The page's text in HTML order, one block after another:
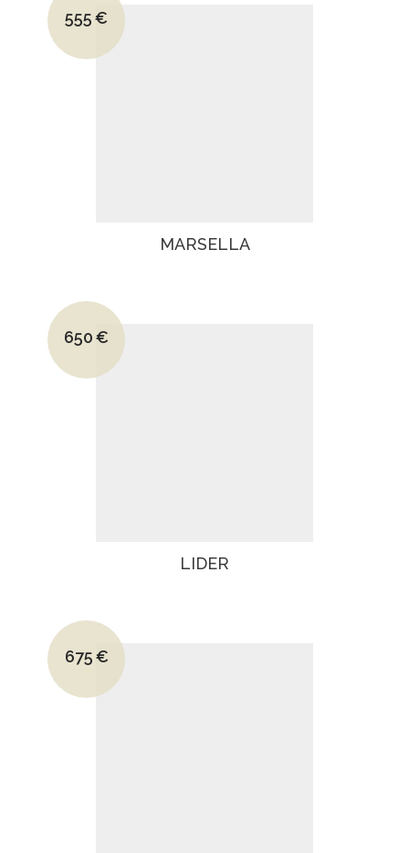
555€
Le prix actuel est : 555€.
MARSELLA
Le prix initial était : 950€.
650€
Le prix actuel est : 650€.
LIDER
Le prix initial était : 945€.
675€
Le prix actuel est : 675€.